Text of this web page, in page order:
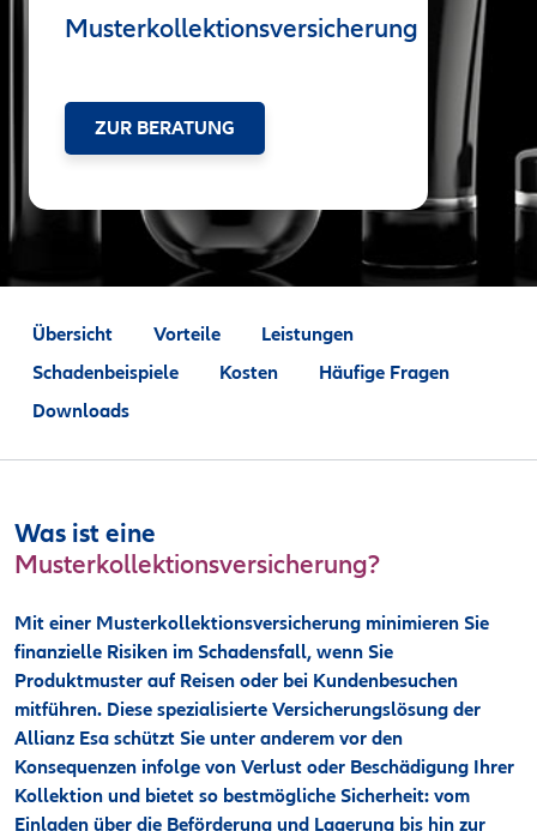
Musterkollektionsversicherung
ZUR BERATUNG
Übersicht Vorteile
Leistungen
Schadenbeispiele
Kosten
Häufige Fragen
Downloads
Was ist eine
Musterkollektionsversicherung?
Mit einer Musterkollektionsversicherung minimieren Sie
finanzielle Risiken im Schadensfall, wenn Sie
Produktmuster auf Reisen oder bei Kundenbesuchen
mitführen. Diese spezialisierte Versicherungslösung der
Allianz Esa schützt Sie unter anderem vor den
Konsequenzen infolge von Verlust oder Beschädigung Ihrer
Kollektion und bietet so bestmögliche Sicherheit: vom
Einladen über die Beförderung und Lagerung bis hin zur